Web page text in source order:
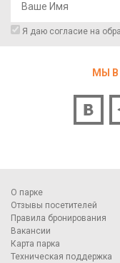
Я даю согласие на
МЫ
О парке
Отзывы посетителей
Правила бронирования
Вакансии
Карта парка
Техническая поддержка